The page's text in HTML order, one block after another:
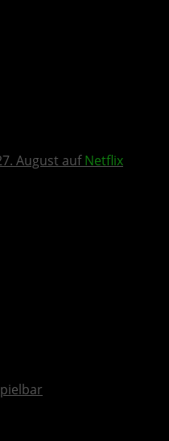
August aufNetflix